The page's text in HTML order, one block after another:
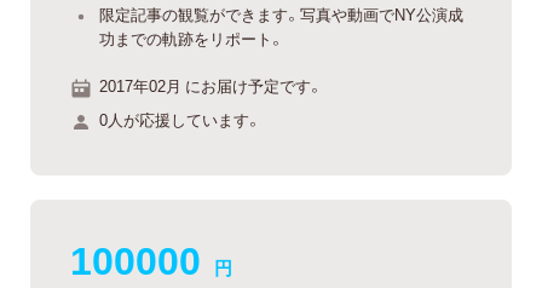
限定記事の観覧ができます。写真や動画でNY公演成
功までの軌跡をリポート。
2017年02月 にお届け予定です。
0人が応援しています。
100000 円